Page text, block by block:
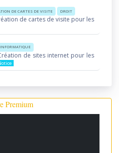
DE CARTES DE VISITE DROIT
de cartes de visite pour les
INFORMATIQUE
de sites internet pour les
Premium